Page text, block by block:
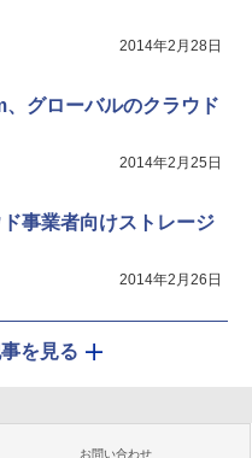
2014年2月28日
グローバルのクラウド
2014年2月25日
事業者向けストレージ
2014年2月26日
を見る
お問い合わせ